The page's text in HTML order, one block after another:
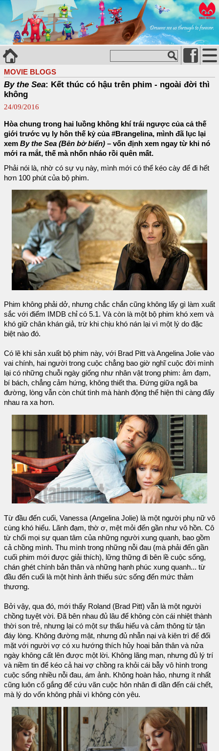
MOVIE BLOGS
By the Sea: Kết thúc có hậu trên phim - ngoài đời thì
không
24/09/2016
Hòa chung trong hai luồng không khí trái ngược của cả thế
giới trước vụ ly hôn thế kỷ của #Brangelina, mình đã lục lại
xem By the Sea (Bên bờ biển) – vốn định xem ngay từ khi nó
mới ra mắt, thế mà nhốn nháo rồi quên mất.
Phải nói là, nhờ có sự vụ này, mình mới có thể kéo cày để đi hết
hơn 100 phút của bộ phim.
Phim không phải dở, nhưng chắc chắn cũng không lấy gì làm xuất
sắc với điểm IMDB chỉ có 5.1. Và còn là một bộ phim khó xem và
khó giữ chân khán giả, trừ khi chịu khó nán lại vì một lý do đặc
biệt nào đó.
Có lẽ khi sản xuất bộ phim này, với Brad Pitt và Angelina Jolie vào
vai chính, hai người trong cuộc chẳng bao giờ nghĩ cuộc đời mình
lại có những chuỗi ngày giống như nhân vật trong phim: ảm đạm,
bí bách, chẳng cảm hứng, không thiết tha. Đứng giữa ngã ba
đường, lòng vẫn còn chút tình mà hành động thể hiện thì càng đẩy
nhau ra xa hơn.
Từ đầu đến cuối, Vanessa (Angelina Jolie) là một người phụ nữ vô
cùng khó hiểu. Lãnh đạm, thờ ơ, mệt mỏi đến gần như vô hồn. Cô
từ chối mọi sự quan tâm của những người xung quanh, bao gồm
cả chồng mình. Thu mình trong những nỗi đau (mà phải đến gần
cuối phim mới được giải thích), lững thững đi bên lề cuộc sống,
chán ghét chính bản thân và những hạnh phúc xung quanh... từ
đầu đến cuối là một hình ảnh thiếu sức sống đến mức thảm
thương.
Bởi vậy, qua đó, mới thấy Roland (Brad Pitt) vẫn là một người
chồng tuyệt vời. Đã bên nhau đủ lâu để không còn cái nhiệt thành
thời son trẻ, nhưng lại có một sự thấu hiểu và cảm thông từ tận
đáy lòng. Không đường mật, nhưng đủ nhẫn nại và kiên trì để đối
mặt với người vợ có xu hướng thích hủy hoại bản thân và nửa
ngày không cất lên được một lời. Không lãng mạn, nhưng đủ lý trí
và niềm tin để kéo cả hai vợ chồng ra khỏi cái bẫy vô hình trong
cuộc sống nhiều nỗi đau, ám ảnh. Không hoàn hảo, nhưng ít nhất
cũng luôn cố gắng để cứu vãn cuộc hôn nhân đi dần đến cái chết,
mà lý do vốn không phải vì không còn yêu.